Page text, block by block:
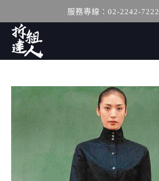
服務專線：02-2242-7222